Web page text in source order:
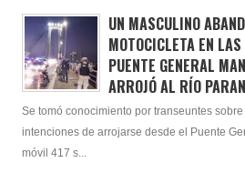
UN MASCULINO
MOTOCICLETA EN
PUENTE GENERAL
ARROJÓ AL RÍO
Se tomó conocimiento por transeuntes
intenciones de arrojarse desde el Puente
móvil 417 s...